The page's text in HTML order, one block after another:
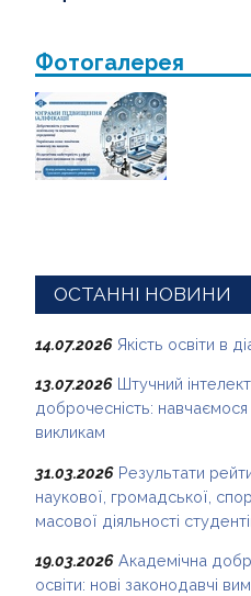
Фотогалерея
ОСТАННІ НОВИНИ
14.07.2026 Якість освіти в
13.07.2026 Штучний
доброчесність:
викликам
31.03.2026 Результати
наукової, громадської,
масової діяльності
19.03.2026 Академічна
освіти: нові законодавчі